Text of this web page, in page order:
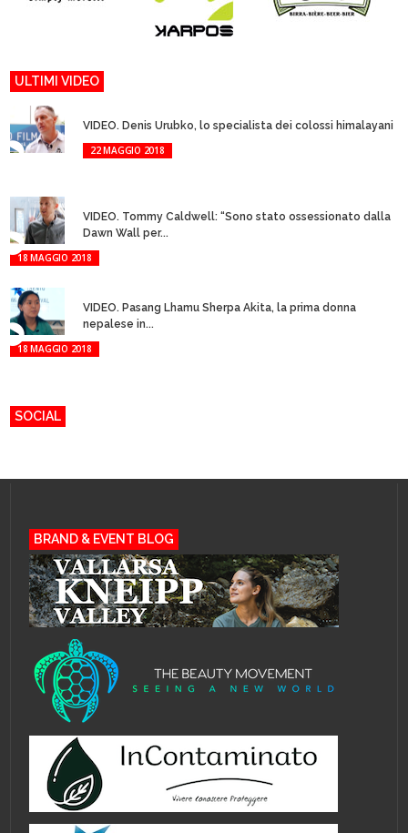
ULTIMI VIDEO
VIDEO. Denis Urubko, lo specialista dei colossi himalayani
22 MAGGIO 2018
VIDEO. Tommy Caldwell: “Sono stato ossessionato dalla
Dawn Wall per...
18 MAGGIO 2018
VIDEO. Pasang Lhamu Sherpa Akita, la prima donna
nepalese in...
18 MAGGIO 2018
SOCIAL
BRAND & EVENT BLOG